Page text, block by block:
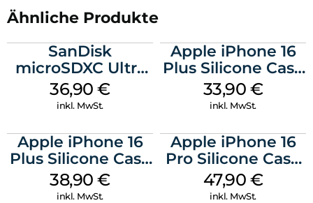
Ähnliche Produkte
SanDisk
microSDXC Ultra
128 GB + Adapter
Mobile
36,90€
inkl. MwSt.
Apple iPhone 16
Plus Silicone Case
MagSafe Lake
Green
33,90 €
inkl. MwSt.
Apple iPhone 16
Plus Silicone Case
MagSafe Denim
38,90€
inkl. MwSt.
Apple iPhone 16
Pro Silicone Case
MagSafe Denim
47,90 €
inkl. MwSt.